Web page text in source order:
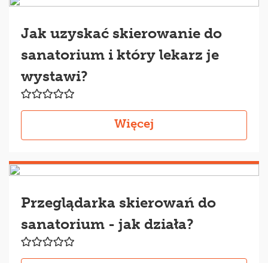
Jak uzyskać skierowanie do
sanatorium i który lekarz je
wystawi?
Więcej
Przeglądarka skierowań do
sanatorium - jak działa?